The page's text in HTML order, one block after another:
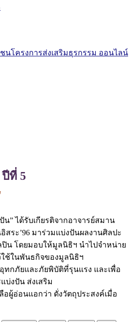
โครงการส่งเสริมธุรกรรม ออนไลน์
ที่ 5
น” ได้รับเกียรติจากอาจารย์สมาน
ระ’96 มาร่วมแบ่งปันผลงานศิลปะ
น โดยมอบให้มูลนิธิฯ นำไปจำหน่าย
ช้ในพันธกิจของมูลนิธิฯ
ทกภัยและภัยพิบัติที่รุนแรง และเพื่อ
บ่งปัน ส่งเสริม
อผู้อ่อนแอกว่า ดั่งวัตถุประสงค์เมื่อ